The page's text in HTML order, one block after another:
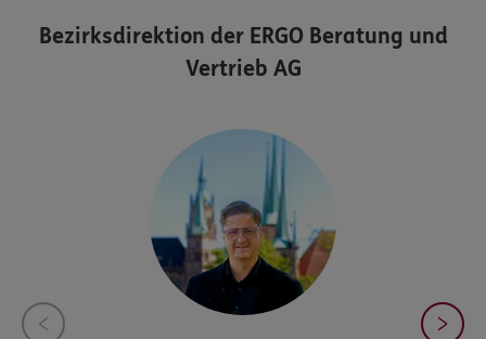
Bezirksdirektion der ERGO Beratung und
Vertrieb AG